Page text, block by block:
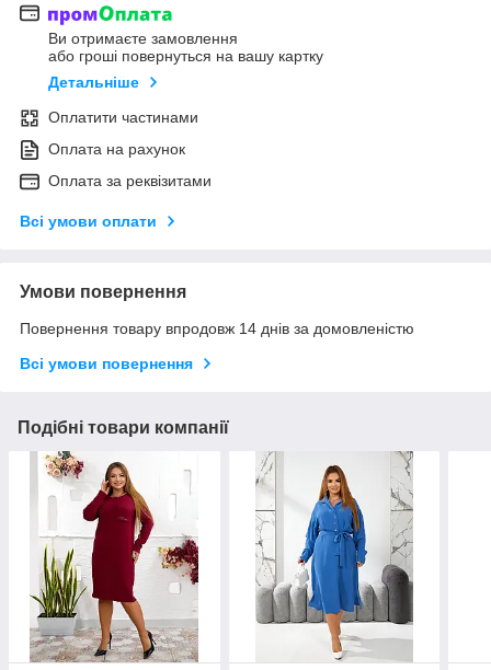
Ви отримаєте замовлення
або гроші повернуться на вашу картку
Детальніше
Оплатити частинами
Оплата на рахунок
Оплата за реквізитами
Всі умови оплати
Умови повернення
Повернення товару впродовж 14 днів за домовленістю
Всі умови повернення
Подібні товари компанії